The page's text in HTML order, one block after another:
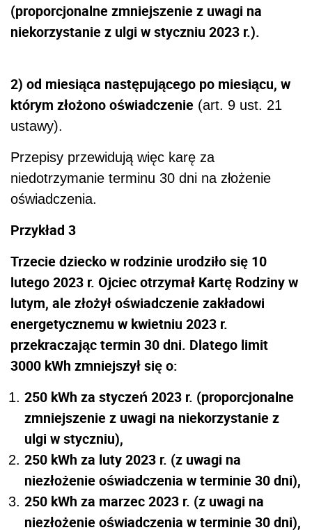
(proporcjonalne zmniejszenie z uwagi na
niekorzystanie z ulgi w styczniu 2023 r.).
2) od miesiąca następującego po miesiącu, w
którym złożono oświadczenie (art. 9 ust. 21
ustawy).
Przepisy przewidują więc karę za
niedotrzymanie terminu 30 dni na złożenie
oświadczenia.
Przykład 3
Trzecie dziecko w rodzinie urodziło się 10
lutego 2023 r. Ojciec otrzymał Kartę Rodziny w
lutym, ale złożył oświadczenie zakładowi
energetycznemu w kwietniu 2023 r.
przekraczając termin 30 dni. Dlatego limit
3000 kWh zmniejszył się o:
250 kWh za styczeń 2023 r. (proporcjonalne
zmniejszenie z uwagi na niekorzystanie z
ulgi w styczniu),
250 kWh za luty 2023 r. (z uwagi na
niezłożenie oświadczenia w terminie 30 dni),
250 kWh za marzec 2023 r. (z uwagi na
niezłożenie oświadczenia w terminie 30 dni),